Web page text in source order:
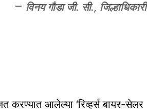
विनय गौडा जी. सी., जिल्हाधिकारी
आलेल्या ‘रिव्हर्स बायर-सेलर